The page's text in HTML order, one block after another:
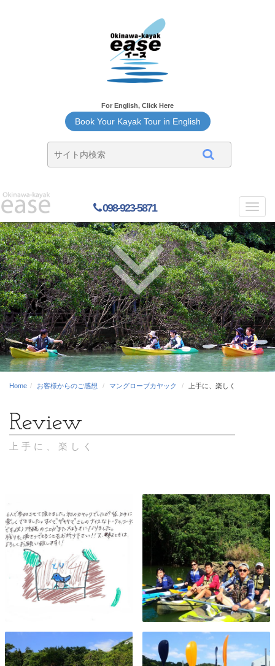
For English, Click Here
Book Your Kayak Tour in English
098-923-5871
Home お客様からのご感想 マングローブカヤック 上手に、楽しく
上手に、楽しく